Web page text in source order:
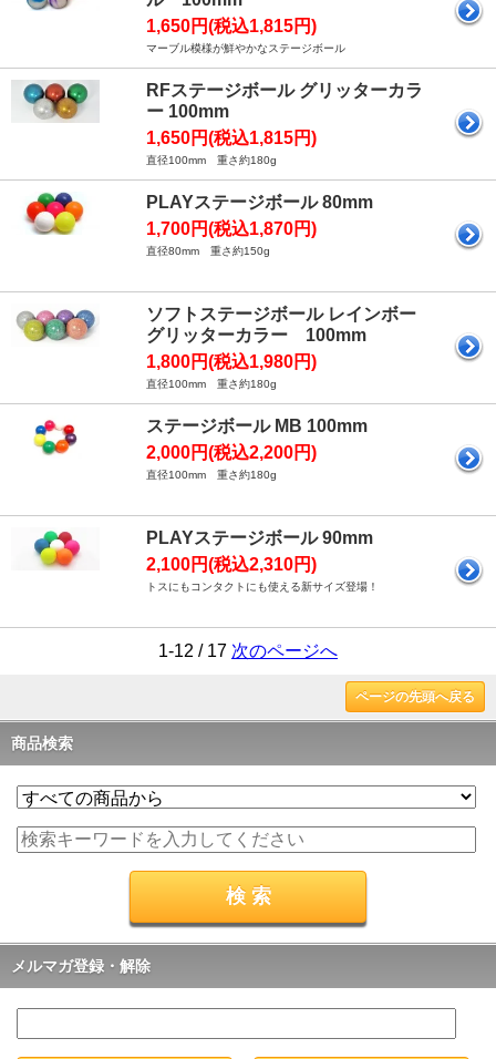
1,650円(税込1,815円)
マーブル模様が鮮やかなステージボール
RFステージボール グリッターカラ
ー 100mm
1,650円(税込1,815円)
直径100mm 重さ約180g
PLAYステージボール 80mm
1,700円(税込1,870円)
直径80mm 重さ約150g
ソフトステージボール レインボー
グリッターカラー 100mm
1,800円(税込1,980円)
直径100mm 重さ約180g
ステージボール MB 100mm
2,000円(税込2,200円)
直径100mm 重さ約180g
PLAYステージボール 90mm
2,100円(税込2,310円)
トスにもコンタクトにも使える新サイズ登場！
1-12 / 17 次のページへ
ページの先頭へ戻る
商品検索
メルマガ登録・解除